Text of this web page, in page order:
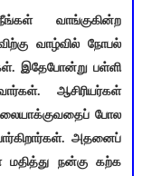
வாங்குகின்ற
வாழ்வில் நோபல்
இதேபோன்று பள்ளி
ஆசிரியர்கள்
போல
அதனைப்
மதித்து நன்கு கற்க